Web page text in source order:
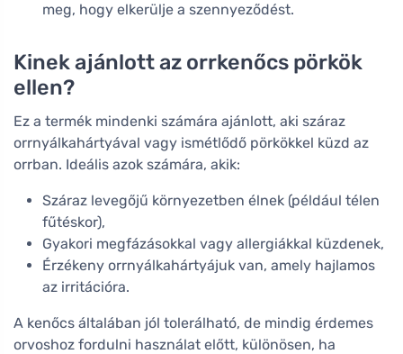
meg, hogy elkerülje a szennyeződést.
Kinek ajánlott az orrkenőcs pörkök
ellen?
Ez a termék mindenki számára ajánlott, aki száraz
orrnyálkahártyával vagy ismétlődő pörkökkel küzd az
orrban. Ideális azok számára, akik:
Száraz levegőjű környezetben élnek (például télen
fűtéskor),
Gyakori megfázásokkal vagy allergiákkal küzdenek,
Érzékeny orrnyálkahártyájuk van, amely hajlamos
az irritációra.
A kenőcs általában jól tolerálható, de mindig érdemes
orvoshoz fordulni használat előtt, különösen, ha